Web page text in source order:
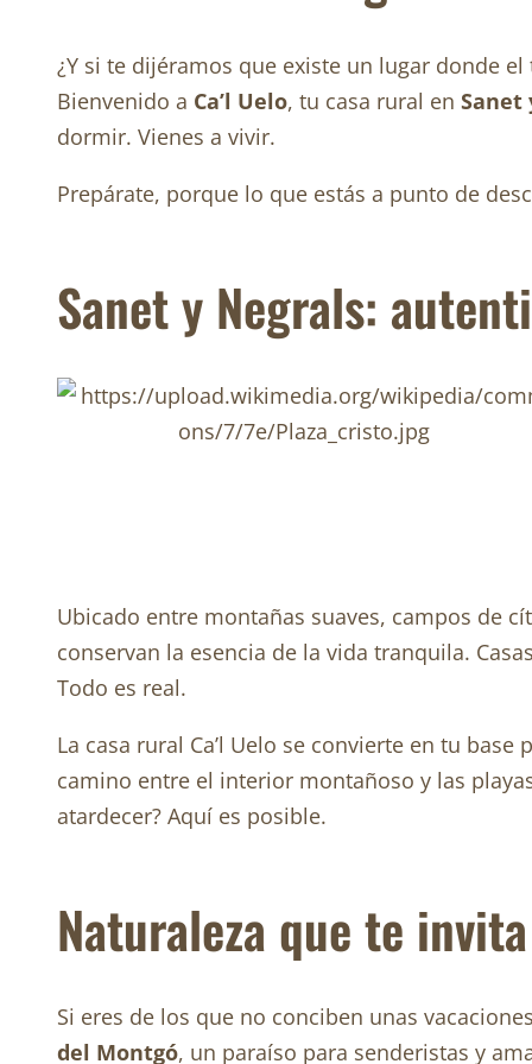
¿Y si te dijéramos que existe un lugar donde
Bienvenido a Ca’l Uelo, tu casa rural en Sanet
dormir. Vienes a vivir.
Prepárate, porque lo que estás a punto de
Sanet y Negrals:
Ubicado entre montañas suaves, campos de
conservan la esencia de la vida tranquila.
Todo es real.
La casa rural Ca’l Uelo se convierte en tu
camino entre el interior montañoso y las
atardecer? Aquí es posible.
Naturaleza que te
Si eres de los que no conciben unas
del Montgó, un paraíso para senderistas y